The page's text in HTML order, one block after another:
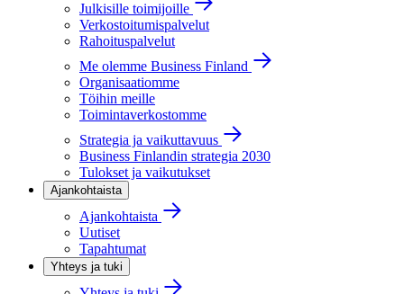
Julkisille toimijoille
Verkostoitumispalvelut
Rahoituspalvelut
Me olemme Business Finland
Organisaatiomme
Töihin meille
Toimintaverkostomme
Strategia ja vaikuttavuus
Business Finlandin strategia 2030
Tulokset ja vaikutukset
Ajankohtaista
Ajankohtaista
Uutiset
Tapahtumat
Yhteys ja tuki